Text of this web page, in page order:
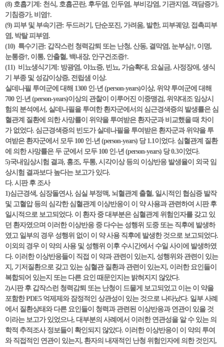
(8) 호흡기계: 천식, 호흡곤란, 후두염, 인두염, 부비강염, 기관지염, 객담증가,
기침증가, 비염†.
(9) 피부 및 부속기관: 두드러기, 단순포진, 가려움, 발한, 피부궤양, 접촉피부
염, 박탈 피부염.
(10) 특수기관: 갑작스런 청력감퇴 또는 난청, 산동, 결막염, 눈부심†, 이명,
눈통증†, 이통, 안출혈, 백내장, 안구건조증†.
(11) 비뇨생식기계: 방광염, 야뇨증, 빈뇨, 가슴확대, 요실금, 사정장애, 생식
기 부종 및 성감이상증, 전립샘 이상.
실데나필 투여군에 대해 1300 인-년 (person-years)이상, 위약 투여군에 대해
700 인-년 (person-years)이상의 관찰이 이루어진 이중맹검, 위약대조 임상시
험의 분석에서, 실데나필을 투여한 환자군에서의 심근경색증의 발생률은 심
혈관계 질환에 의한 사망률이 위약을 투여받은 환자군과 비교했을 때 차이
가 없었다. 심근경색증의 빈도가 실데나필을 투여받은 환자군과 위약을 투
여받은 환자군에서 모두 100 인-년 (person-years) 당 1.1이었다. 심혈관계 질환
에 의한 사망률은 두 군에서 모두 100 인-년 (person-years) 당 0.3이었다.
5)국내임상시험 결과, 홍조, 두통, 시각이상 등의 이상반응 발생율이 외국 임
상시험 결과보다 높다는 보고가 있다.
다. 시판 후 조사
1)심근경색, 심장돌연사, 심실 부정맥, 뇌혈관계 출혈, 일시적인 협심증 발작
및 고혈압 등의 심각한 심혈관계 이상반응이 이 약 사용과 관련하여 시판 후
일시적으로 보고되었다. 이 환자 중 대부분은 심혈관계 위험인자를 갖고 있
던 환자였으며 이러한 이상반응 중 다수는 성행위 도중 또는 직후에 발생하
였고 일부의 경우 성행위 없이 이 약 사용 직후에 발생한 것으로 보고되었다.
이외의 경우 이 약의 사용 및 성행위 이후 수시간에서 수일 사이에 발생하였
다. 이러한 이상반응들이 직접 이 약과 관련이 있는지, 성행위와 관련이 있는
지, 기저질환으로 갖고 있는 심혈관 질환과 관련이 있는지, 이러한 요인들이
복합되어 있는지 또는 다른 요인 때문인지는 밝혀지지 않았다.
2)시판 후 갑작스런 청력감퇴 또는 난청이 드물게 보고되었고 이는 이 약을
포함한 PDE5 억제제와 잠정적인 상관성이 있는 것으로 나타났다. 일부 사례
에서 질환상태와 다른 요인들이 청력과 관련된 이상반응과 연관이 있을 것
이라는 보고가 있었으나, 대부분의 사례에서 이러한 연관성을 알 수 있는 의
학적 추적조사 정보들이 확인되지 않았다. 이러한 이상반응이 이 약의 투여
와 직접적인 연관이 있는지, 환자의 내재적인 난청 위험인자에 의한 것인지,